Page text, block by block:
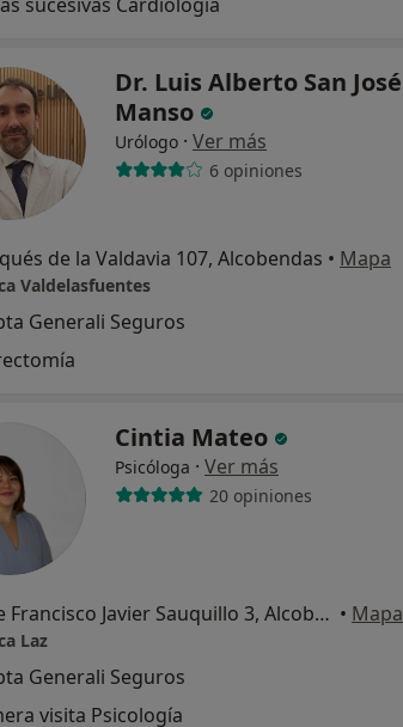
Dr. Luis Alberto San José
Manso
Urólogo · Ver más
6 opiniones
de la Valdavia 107, Alcobendas • Mapa
Valdelasfuentes
Generali Seguros
Cintia Mateo
Psicóloga · Ver más
20 opiniones
C. de Francisco Javier Sauquillo 3, Alcobendas • Mapa
Laz
Generali Seguros
visita Psicología